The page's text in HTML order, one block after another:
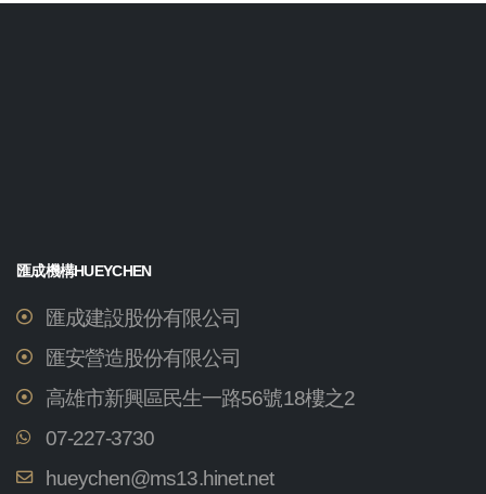
匯成機構HUEYCHEN
匯成建設股份有限公司
匯安營造股份有限公司
高雄市新興區民生一路56號18樓之2
07-227-3730
hueychen@ms13.hinet.net